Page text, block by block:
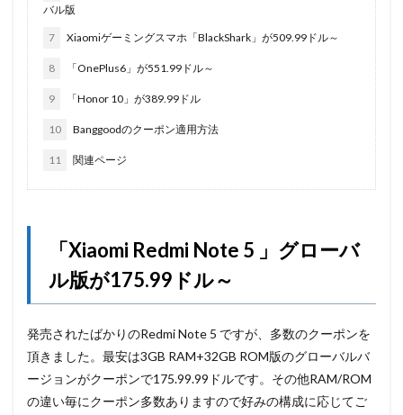
バル版
7 Xiaomiゲーミングスマホ「BlackShark」が509.99ドル～
8 「OnePlus6」が551.99ドル～
9 「Honor 10」が389.99ドル
10 Banggoodのクーポン適用方法
11 関連ページ
「Xiaomi Redmi Note 5 」グローバ
ル版が175.99ドル～
発売されたばかりのRedmi Note 5 ですが、多数のクーポンを
頂きました。最安は3GB RAM+32GB ROM版のグローバルバ
ージョンがクーポンで175.99.99ドルです。その他RAM/ROM
の違い毎にクーポン多数ありますので好みの構成に応じてご